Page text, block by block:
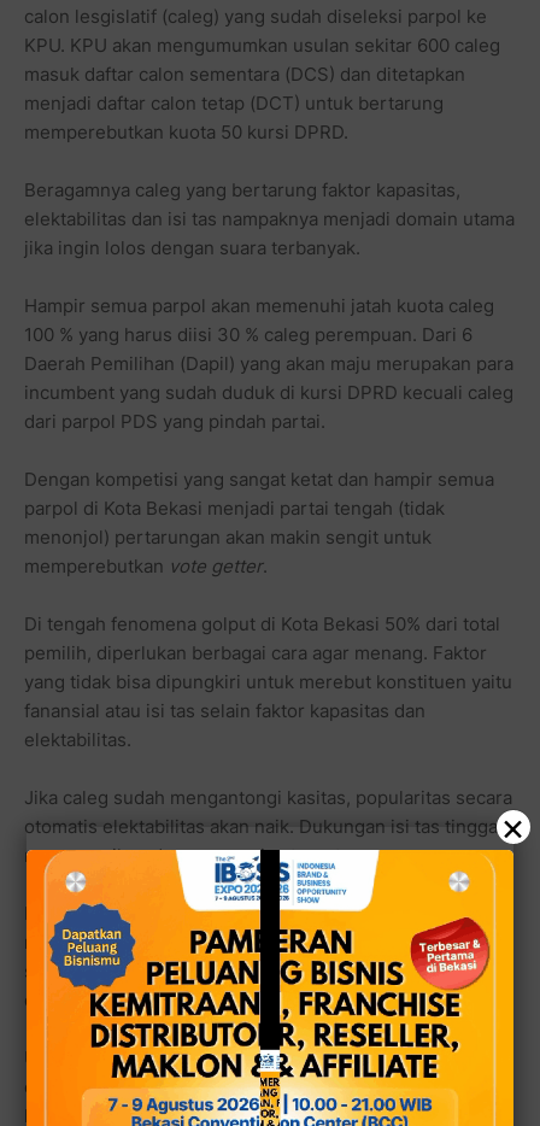
calon lesgislatif (caleg) yang sudah diseleksi parpol ke
KPU. KPU akan mengumumkan usulan sekitar 600 caleg
masuk daftar calon sementara (DCS) dan ditetapkan
menjadi daftar calon tetap (DCT) untuk bertarung
memperebutkan kuota 50 kursi DPRD.
Beragamnya caleg yang bertarung faktor kapasitas,
elektabilitas dan isi tas nampaknya menjadi domain utama
jika ingin lolos dengan suara terbanyak.
Hampir semua parpol akan memenuhi jatah kuota caleg
100 % yang harus diisi 30 % caleg perempuan. Dari 6
Daerah Pemilihan (Dapil) yang akan maju merupakan para
incumbent yang sudah duduk di kursi DPRD kecuali caleg
dari parpol PDS yang pindah partai.
Dengan kompetisi yang sangat ketat dan hampir semua
parpol di Kota Bekasi menjadi partai tengah (tidak
menonjol) pertarungan akan makin sengit untuk
memperebutkan vote getter.
Di tengah fenomena golput di Kota Bekasi 50% dari total
pemilih, diperlukan berbagai cara agar menang. Faktor
yang tidak bisa dipungkiri untuk merebut konstituen yaitu
fanansial atau isi tas selain faktor kapasitas dan
elektabilitas.
Jika caleg sudah mengantongi kasitas, popularitas secara
otomatis elektabilitas akan naik. Dukungan isi tas tinggal
menyesuaikan dengan capaian target suara.
Namun, jika caleg baru dan belum memiliki popularitas
maka isi tas yang akan menentukan cara-cara merebut
suara dengan politik sembako, kampanye stiker/baliho
dan merayu calon pemilih dengan berbagai cara.
Untuk itu masyarakat harus mewaspadai rekam jejak
caleg, bermasalah atau tidak. Caleg yang pernah terjerat
kasus hukum, asusila, narkoba dan korupsi setidaknya
×